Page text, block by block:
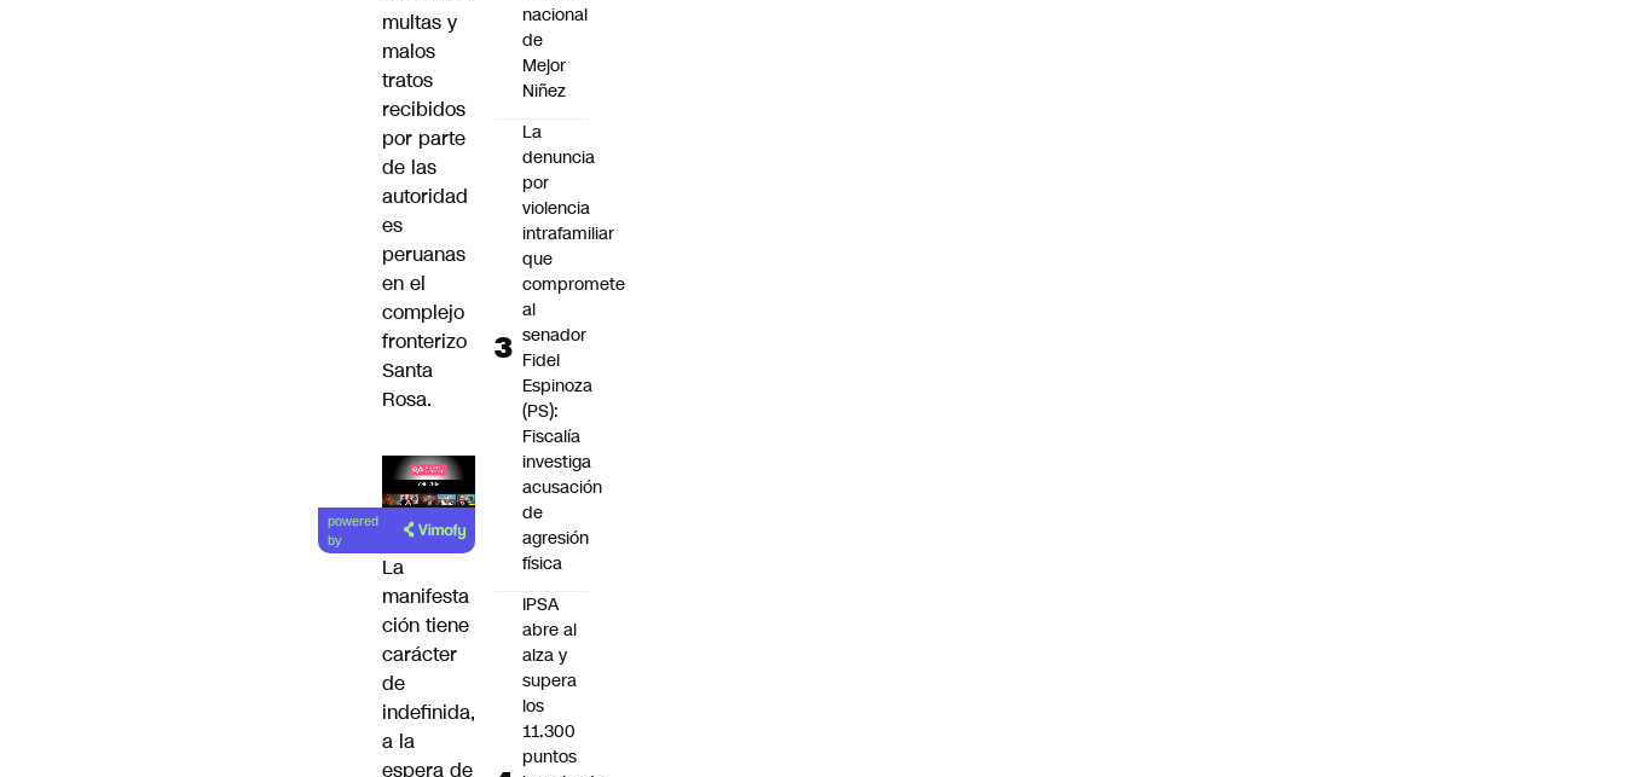
multas y
malos
tratos
recibidos
por parte
de las
autoridad
es
peruanas
en el
complejo
fronterizo
Santa
Rosa.
Lea el
artículo
powered
by
La
manifesta
ción tiene
carácter
de
indefinida,
a la
espera de
nacional
de
Mejor
Niñez
La
denuncia
por
violencia
intrafamiliar
que
compromete
al
senador
Fidel
Espinoza
(PS):
Fiscalía
investiga
acusación
de
agresión
física
IPSA
abre al
alza y
supera
los
11.300
puntos